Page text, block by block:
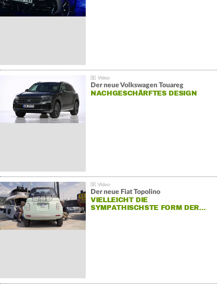
Der neue Volkswagen Touareg
NACHGESCHÄRFTES DESIGN
Der neue Fiat Topolino
VIELLEICHT DIE
SYMPATHISCHSTE FORM DER…